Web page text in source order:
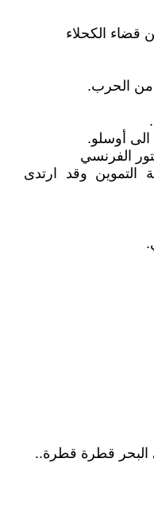
قضاء الكحلاء
من الحرب.
الى أوسلو.
الفرنسي
وقد ارتدى
البحر قطرة قطرة..